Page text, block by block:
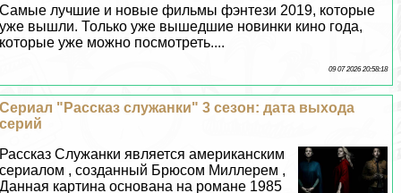
Самые лучшие и новые фильмы фэнтези 2019, которые
уже вышли. Только уже вышедшие новинки кино года,
которые уже можно посмотреть....
09 07 2026 20:58:18
Сериал "Рассказ служанки" 3 сезон: дата выхода
серий
Рассказ Служанки является американским
сериалом , созданный Брюсом Миллерем ,
Данная картина основана на романе 1985